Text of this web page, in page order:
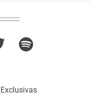
Exclusivas